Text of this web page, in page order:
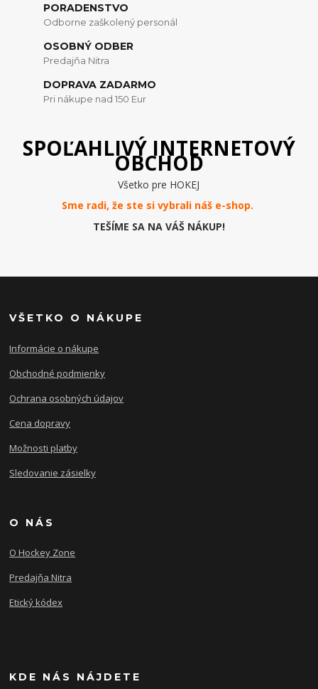
PORADENSTVO
Odborne zaškolený personál
OSOBNÝ ODBER
Predajňa Nitra
DOPRAVA ZADARMO
Pri nákupe nad 150 Eur
SPOĽAHLIVÝ INTERNETOVÝ
OBCHOD
Všetko pre HOKEJ
Sme radi, že ste si vybrali náš e-shop.
TEŠÍME SA NA VÁŠ NÁKUP!
VŠETKO O NÁKUPE
Informácie o nákupe
Obchodné podmienky
Ochrana osobných údajov
Cena dopravy
Možnosti platby
Sledovanie zásielky
O NÁS
O Hockey Zone
Predajňa Nitra
Etický kódex
KDE NÁS NÁJDETE